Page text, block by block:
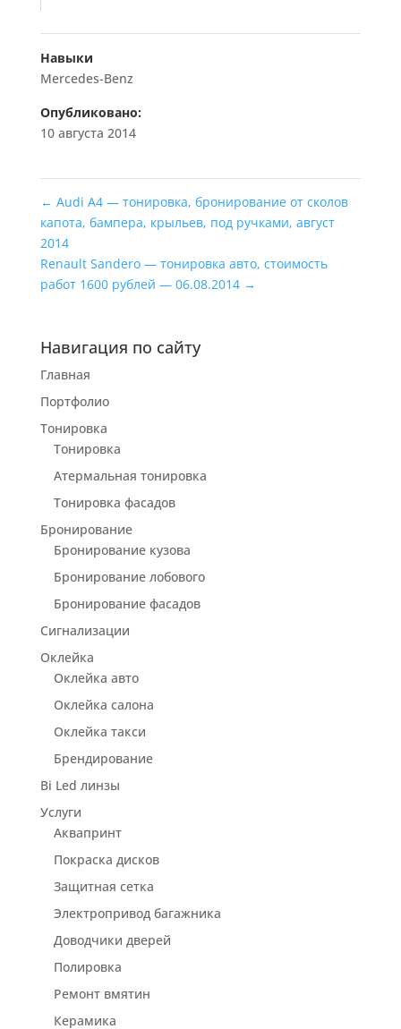
Навыки
Mercedes-Benz
Опубликовано:
10 августа 2014
← Audi A4 — тонировка, бронирование от сколов
капота, бампера, крыльев, под ручками, август
2014
Renault Sandero — тонировка авто, стоимость
работ 1600 рублей — 06.08.2014 →
Навигация по сайту
Главная
Портфолио
Тонировка
Тонировка
Атермальная тонировка
Тонировка фасадов
Бронирование
Бронирование кузова
Бронирование лобового
Бронирование фасадов
Сигнализации
Оклейка
Оклейка авто
Оклейка салона
Оклейка такси
Брендирование
Bi Led линзы
Услуги
Аквапринт
Покраска дисков
Защитная сетка
Электропривод багажника
Доводчики дверей
Полировка
Ремонт вмятин
Керамика